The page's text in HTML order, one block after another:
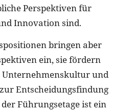
Perspektiven für
Innovation sind.
bringen aber
ein, sie fördern
und
Entscheidungsfindung
Führungsetage ist ein